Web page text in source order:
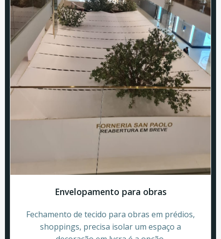
Envelopamento para obras
Fechamento de tecido para obras em prédios,
shoppings, precisa isolar um espaço a